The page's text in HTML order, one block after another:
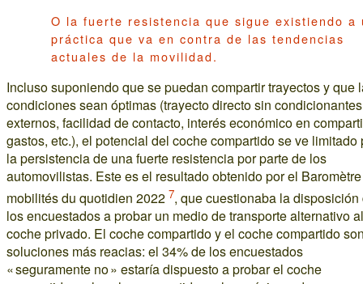
O la fuerte resistencia que sigue existiendo a
práctica que va en contra de las tendencias
actuales de la movilidad.
Incluso suponiendo que se puedan compartir trayectos y que
condiciones sean óptimas (trayecto directo sin condicionantes
externos, facilidad de contacto, interés económico en
gastos, etc.), el potencial del coche compartido se ve limitado
la persistencia de una fuerte resistencia por parte de los
automovilistas. Este es el resultado obtenido por el
mobilités du quotidien 2022 7, que cuestionaba la disposición
los encuestados a probar un medio de transporte alternativo al
coche privado. El coche compartido y el coche compartido
soluciones más reacias: el 34% de los encuestados
« seguramente no » estaría dispuesto a probar el coche